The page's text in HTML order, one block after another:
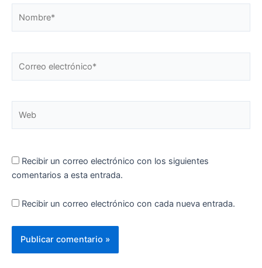
electrónico*
Recibir un correo electrónico con los siguientes
comentarios a esta entrada.
Recibir un correo electrónico con cada nueva entrada.